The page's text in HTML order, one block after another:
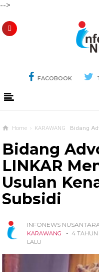
-->
FACOBOOK
Home › KARAWANG Bidang
Bidang
LINKAR
Usulan
Subsidi
INFONEWS
KARAWANG - 4 TAHUN
LALU